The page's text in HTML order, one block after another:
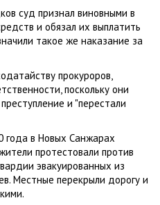
суд признал виновными в
и обязал их выплатить
такое же наказание за
прокуроров,
поскольку они
и "перестали
года в Новых Санжарах
протестовали против
эвакуированных из
Местные перекрыли дорогу и